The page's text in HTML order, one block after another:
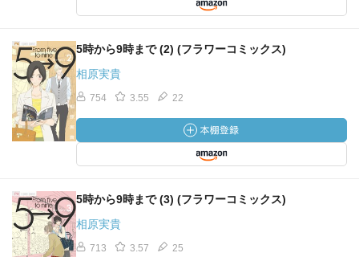
5時から9時まで (2) (フラワーコミックス)
相原実貴
754 3.55 22
5時から9時まで (3) (フラワーコミックス)
相原実貴
713 3.57 25